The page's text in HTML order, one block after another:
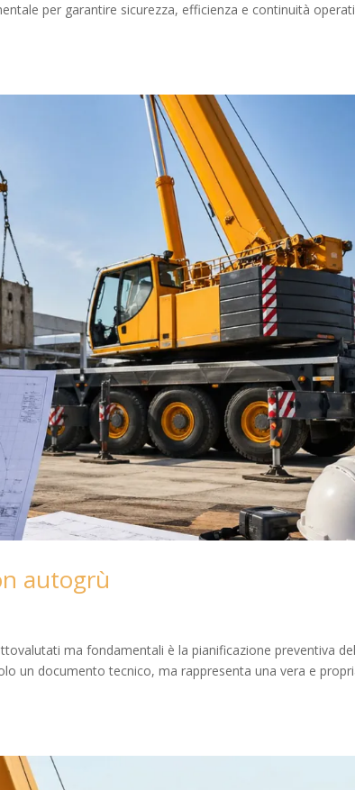
per garantire sicurezza, efficienza e continuità
autogrù
ma fondamentali è la pianificazione preventiva
un documento tecnico, ma rappresenta una vera e